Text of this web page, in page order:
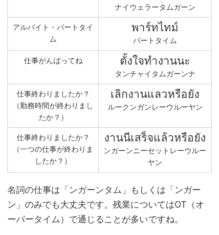
ナイウェラータムガーン
アルバイト・パートタイ
ム
พาร์ทไทม์
パートタイム
仕事がんばってね ตั้งใจทำงานนะ
タンチャイタムガーンナ
仕事終わりましたか？
（勤務時間が終わりまし
たか？）
เลิกงานแลวหรือยัง
ルークンガンレーウルーヤン
仕事終わりましたか？
（一つの仕事が終わりま
したか？）
งานนีเสร็จแล้วหรือยัง
ンガーンニーセットレーウルー
ヤン
名詞の仕事は「ンガーンタム」もしくは「ンガー
ン」のみでも大丈夫です。残業についてはOT（オ
ーバータイム）で通じることが多いですね。